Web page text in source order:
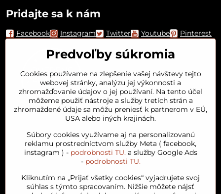
Pridajte sa k nám
Facebook Instagram Twitter Youtube Pinterest
Orient House
Arganový olej
Obľúbené kategórie
Predvoľby súkromia
Cookies používame na zlepšenie vašej návštevy tejto
webovej stránky, analýzu jej výkonnosti a
zhromažďovanie údajov o jej používaní. Na tento účel
môžeme použiť nástroje a služby tretích strán a
zhromaždené údaje sa môžu preniesť k partnerom v EÚ,
USA alebo iných krajinách.
Súbory cookies využívame aj na personalizovanú
reklamu prostredníctvom služby Meta ( facebook,
instagram ) - podrobnosti TU.a služby Google Ads
- podrobnosti TU.
Kliknutím na „Prijať všetky cookies“ vyjadrujete svoj
súhlas s týmto spracovaním. Nižšie môžete nájsť